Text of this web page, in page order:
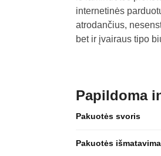
internetinės
atrodančius,
bet ir įvairaus tipo
Papildoma
Pakuotės svoris
Pakuotės